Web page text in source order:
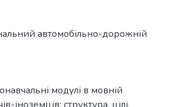
автомобільно-дорожній
модулі в мовній